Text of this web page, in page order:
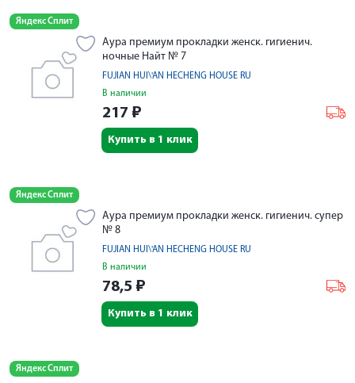
Яндекс Сплит
Аура премиум прокладки женск. гигиенич.
ночные Найт № 7
FUJIAN HUI\'AN HECHENG HOUSE RU
В наличии
217 ₽
Купить в 1 клик
Яндекс Сплит
Аура премиум прокладки женск. гигиенич. супер
№ 8
FUJIAN HUI\'AN HECHENG HOUSE RU
В наличии
78,5 ₽
Купить в 1 клик
Яндекс Сплит